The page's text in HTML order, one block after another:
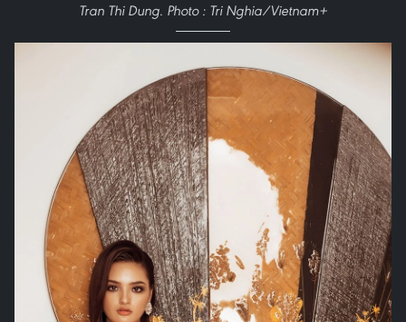
Tran Thi Dung. Photo : Tri Nghia/Vietnam+